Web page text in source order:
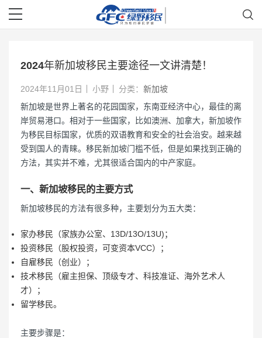
2024年新加坡移民主要途径一文讲清楚！
2024年11月01日 小野 分类： 新加坡
新加坡是世界上著名的花园国家，东南亚经济中心，最佳的离
岸贸易港口。相对于一些国家，比如澳洲、加拿大，新加坡作
为移民目标国家，优质的双语教育和安全的社会治安。越来越
受到国人的青睐。移民新加坡门槛不低，但是如果找到正确的
方法，其实并不难，尤其很适合国内的中产家庭。
一、新加坡移民的主要方式
新加坡移民的方法有很多种，主要划分为五大类：
家办移民（家族办公室、13D/13O/13U)；
投资移民（股权投资，可变资本VCC）；
自雇移民（创业）；
技术移民（雇主担保、顶级专才、科技准证、海外艺术人
才）；
留学移民。
主要步骤是：